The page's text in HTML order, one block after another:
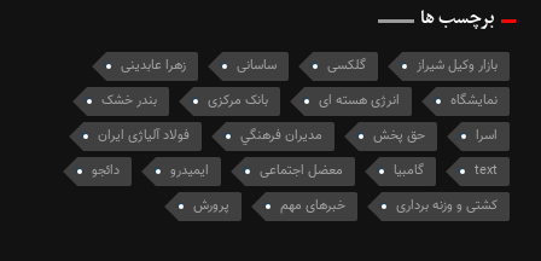
برچسب ها
بازار وکیل شیراز گلکسی ساسانی
زهرا عابدینی
نمایشگاه
انرژی هسته ای بانک مرکزی
بندر خشک
اسرا
حق پخش مديران فرهنگي
فولاد آلیاژی ایران
text
گامبیا معضل اجتماعی ایمیدرو
دائجو
کشتی و وزنه برداری
خبرهای مهم پرورش